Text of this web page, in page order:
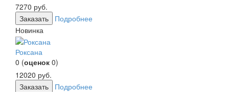
7270 руб.
Заказать
Подробнее
Новинка
Роксана
0 (оценок 0)
12020 руб.
Заказать
Подробнее